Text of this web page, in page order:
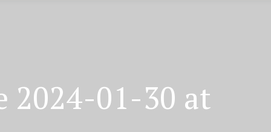
2024-01-30 at